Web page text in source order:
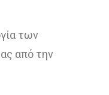
των
από την